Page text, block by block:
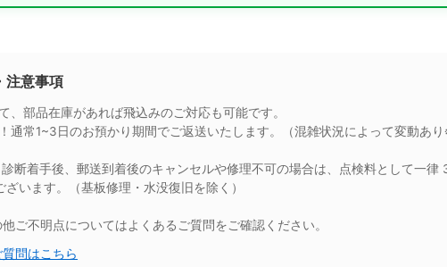
注意事項
、部品在庫があれば飛込みのご対応も可能です。
通常1~3日のお預かり期間でご返送いたします。（混雑状況によって変動あ
断着手後、郵送到着後のキャンセルや修理不可の場合は、点検料として一
います。（基板修理・水没復旧を除く）
ご不明点についてはよくあるご質問をご確認ください。
問はこちら